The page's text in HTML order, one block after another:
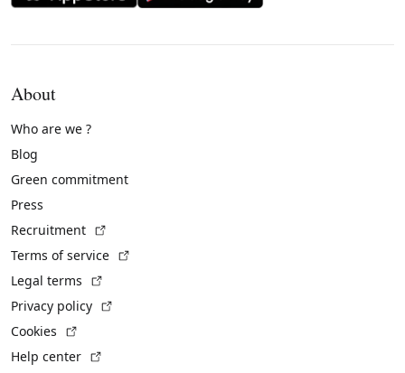
About
Who are we ?
Blog
Green commitment
Press
Recruitment
Terms of service
Legal terms
Privacy policy
Cookies
Help center